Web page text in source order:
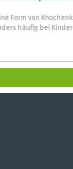
Form von
häufig bei